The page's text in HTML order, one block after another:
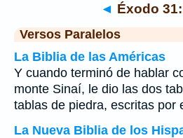
◄ Éxodo
Versos Paralelos
La Biblia de las Américas
Y cuando terminó de hablar
monte Sinaí, le dio las dos
tablas de piedra, escritas por
La Nueva Biblia de los